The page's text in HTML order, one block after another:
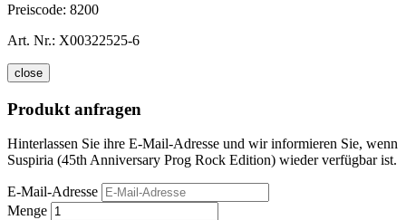
Preiscode: 8200
Art. Nr.: X00322525-6
close
Produkt anfragen
Hinterlassen Sie ihre E-Mail-Adresse und wir informieren Sie, wenn
Suspiria (45th Anniversary Prog Rock Edition) wieder verfügbar ist.
E-Mail-Adresse
Menge